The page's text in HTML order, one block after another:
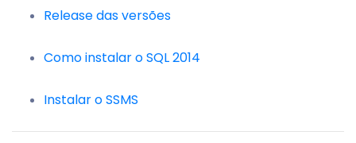
Release das versões
Como instalar o SQL 2014
Instalar o SSMS